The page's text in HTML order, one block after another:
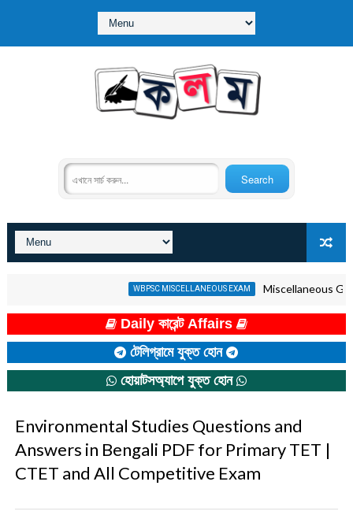
WBPSC MISCELLANEOUS EXAM Miscellaneous GK Quiz
Daily কারেন্ট Affairs
টেলিগ্রামে যুক্ত হোন
হোয়াটসঅ্যাপে যুক্ত হোন
Environmental Studies Questions and
Answers in Bengali PDF for Primary TET |
CTET and All Competitive Exam